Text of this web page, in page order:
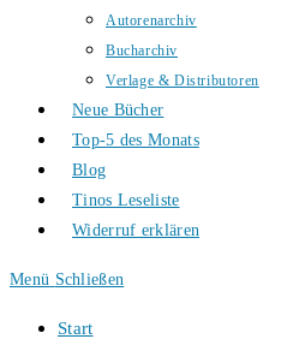
Autorenarchiv
Bucharchiv
Verlage & Distributoren
Neue Bücher
Top-5 des Monats
Blog
Tinos Leseliste
Widerruf erklären
Menü Schließen
Start